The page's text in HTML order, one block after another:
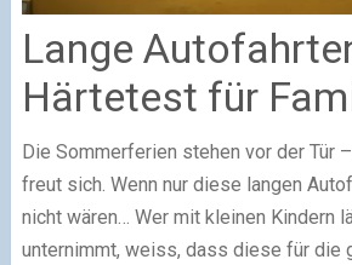
Lange
Härtetest für
Die Sommerferien stehen vor der Tür
freut sich. Wenn nur diese langen
nicht wären… Wer mit kleinen Kindern
unternimmt, weiss, dass diese für die